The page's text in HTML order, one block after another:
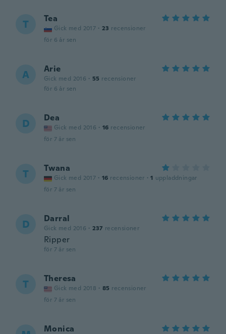
T Tea
Gick med 2017 · 23 recensioner
för 6 år sen
A Arie
Gick med 2016 · 55 recensioner
för 6 år sen
D Dea
Gick med 2016 · 16 recensioner
för 7 år sen
T Twana
Gick med 2017 · 16 recensioner · 1 uppladdningar
för 7 år sen
D Darral
Gick med 2016 · 237 recensioner
Ripper
för 7 år sen
T Theresa
Gick med 2018 · 85 recensioner
för 7 år sen
Monica